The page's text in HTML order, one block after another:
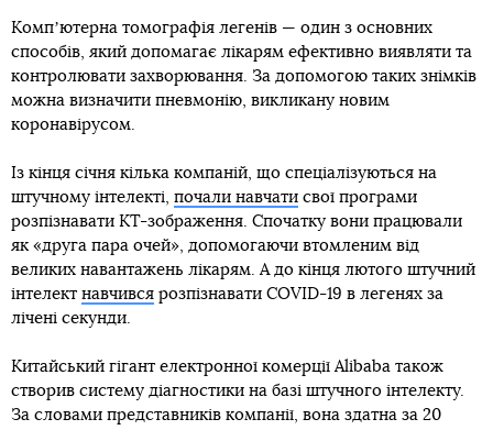
Компʼютерна томографія легенів — один з основних
способів, який допомагає лікарям ефективно виявляти та
контролювати захворювання. За допомогою таких знімків
можна визначити пневмонію, викликану новим
коронавірусом.
Із кінця січня кілька компаній, що спеціалізуються на
штучному інтелекті, почали навчати свої програми
розпізнавати КТ-зображення. Спочатку вони працювали
як «друга пара очей», допомогаючи втомленим від
великих навантажень лікарям. А до кінця лютого штучний
інтелект навчився розпізнавати COVID-19 в легенях за
лічені секунди.
Китайський гігант електронної комерції Alibaba також
створив систему діагностики на базі штучного інтелекту.
За словами представників компанії, вона здатна за 20